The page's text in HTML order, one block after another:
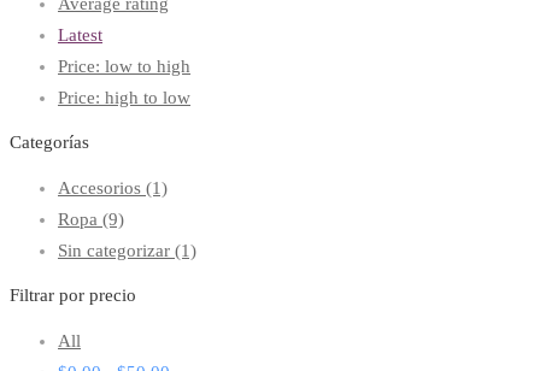
Latest
Price: low to high
Price: high to low
Categorías
Accesorios (1)
Ropa (9)
Sin categorizar (1)
Filtrar por precio
All